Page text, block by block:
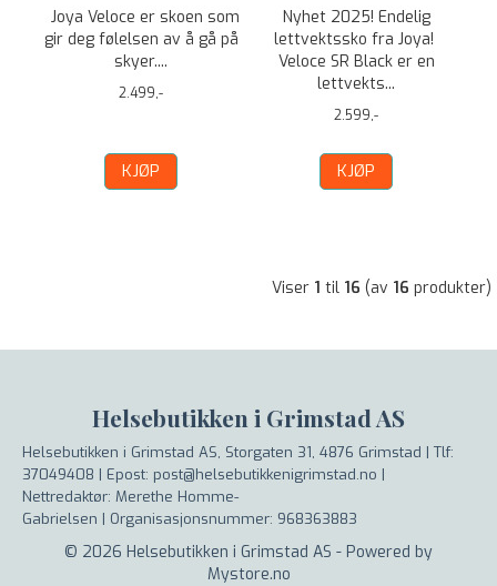
Joya Veloce er skoen som
gir deg følelsen av å gå på
skyer....
2.499,-
KJØP
Nyhet 2025! Endelig
lettvektssko fra Joya!
Veloce SR Black er en
lettvekts...
2.599,-
KJØP
Viser 1 til 16 (av 16 produkter)
Helsebutikken i Grimstad AS
Helsebutikken i Grimstad AS, Storgaten 31, 4876 Grimstad | Tlf:
37049408 | Epost: post@helsebutikkenigrimstad.no |
Nettredaktør: Merethe Homme-
Gabrielsen | Organisasjonsnummer: 968363883
© 2026 Helsebutikken i Grimstad AS - Powered by
Mystore.no